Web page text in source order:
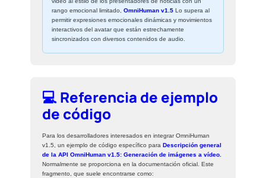
rango emocional limitado,OmniHuman v1.5 Lo supera al
permitir expresiones emocionales dinámicas y movimientos
interactivos del avatar que están estrechamente
sincronizados con diversos contenidos de audio.
💻 Referencia de ejemplo
de código
Para los desarrolladores interesados ​​en integrar OmniHuman
v1.5, un ejemplo de código específico para Descripción general
de la API OmniHuman v1.5: Generación de imágenes a vídeo.
Normalmente se proporciona en la documentación oficial. Este
fragmento, que suele encontrarse como: